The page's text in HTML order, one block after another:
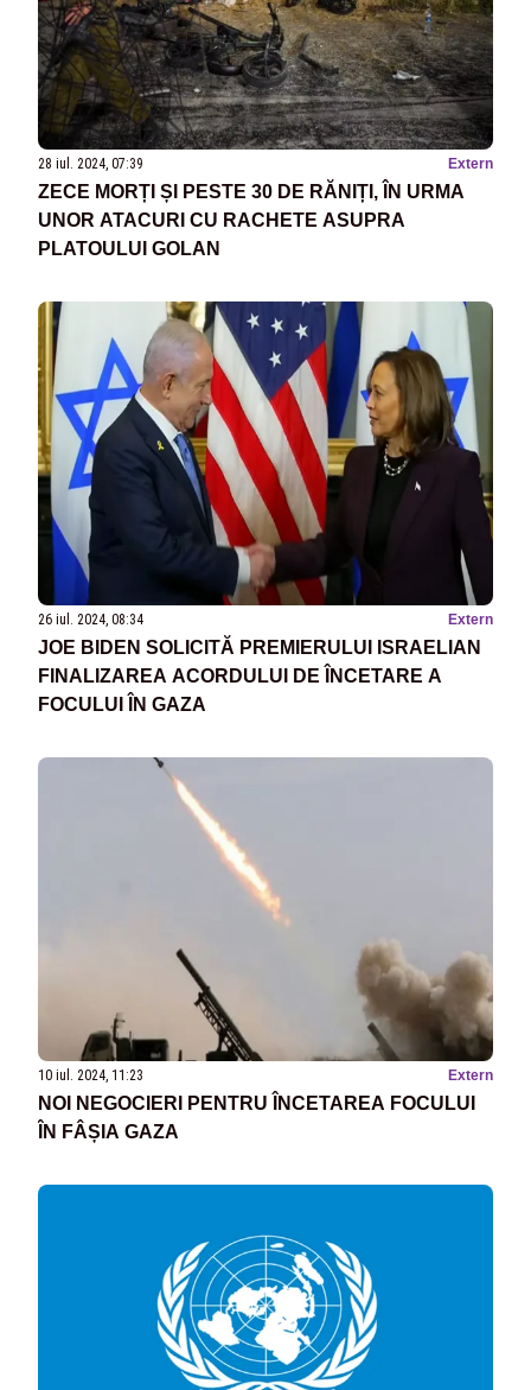
28 iul. 2024, 07:39 Extern
ZECE MORȚI ȘI PESTE 30 DE RĂNIȚI, ÎN URMA
UNOR ATACURI CU RACHETE ASUPRA
PLATOULUI GOLAN
26 iul. 2024, 08:34 Extern
JOE BIDEN SOLICITĂ PREMIERULUI ISRAELIAN
FINALIZAREA ACORDULUI DE ÎNCETARE A
FOCULUI ÎN GAZA
10 iul. 2024, 11:23 Extern
NOI NEGOCIERI PENTRU ÎNCETAREA FOCULUI
ÎN FÂȘIA GAZA